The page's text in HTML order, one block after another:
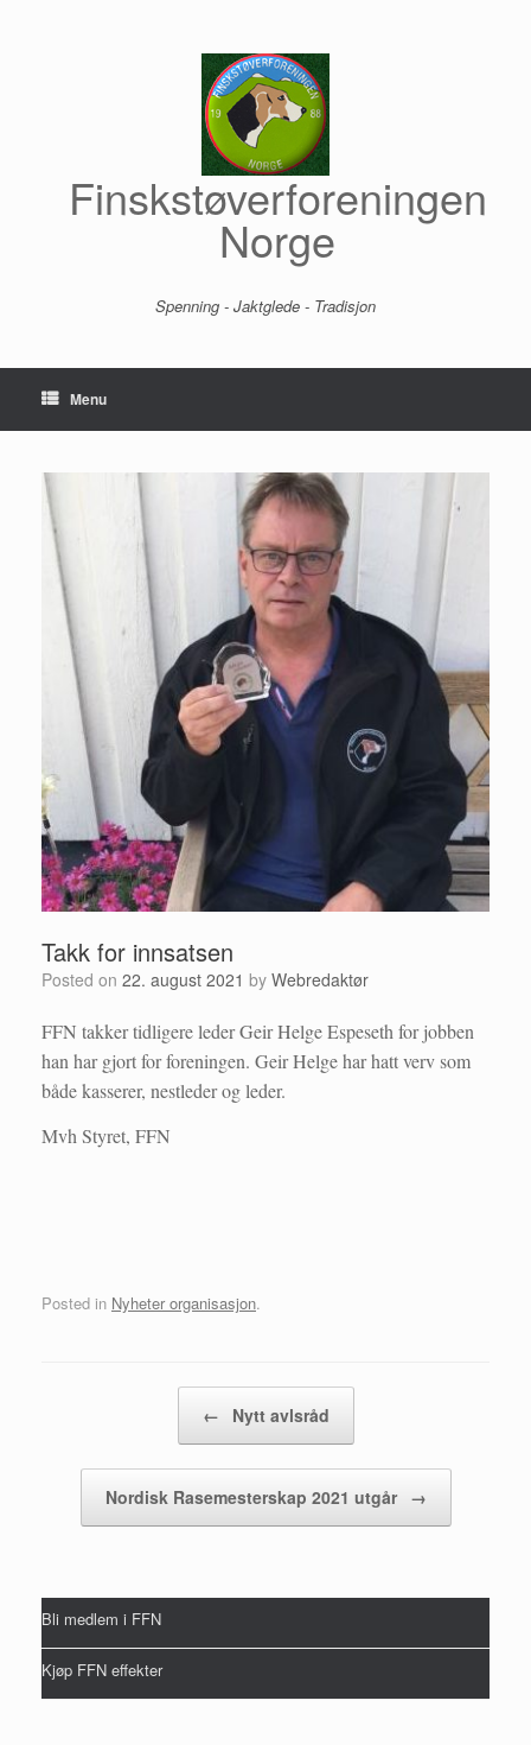
Finskstøverforeningen
Norge
Spenning - Jaktglede - Tradisjon
Menu
Takk for innsatsen
Posted on 22. august 2021 by Webredaktør
FFN takker tidligere leder Geir Helge Espeseth for jobben
han har gjort for foreningen. Geir Helge har hatt verv som
både kasserer, nestleder og leder.
Mvh Styret, FFN
Posted in Nyheter organisasjon.
← Nytt avlsråd
Nordisk Rasemesterskap 2021 utgår →
Bli medlem i FFN
Kjøp FFN effekter